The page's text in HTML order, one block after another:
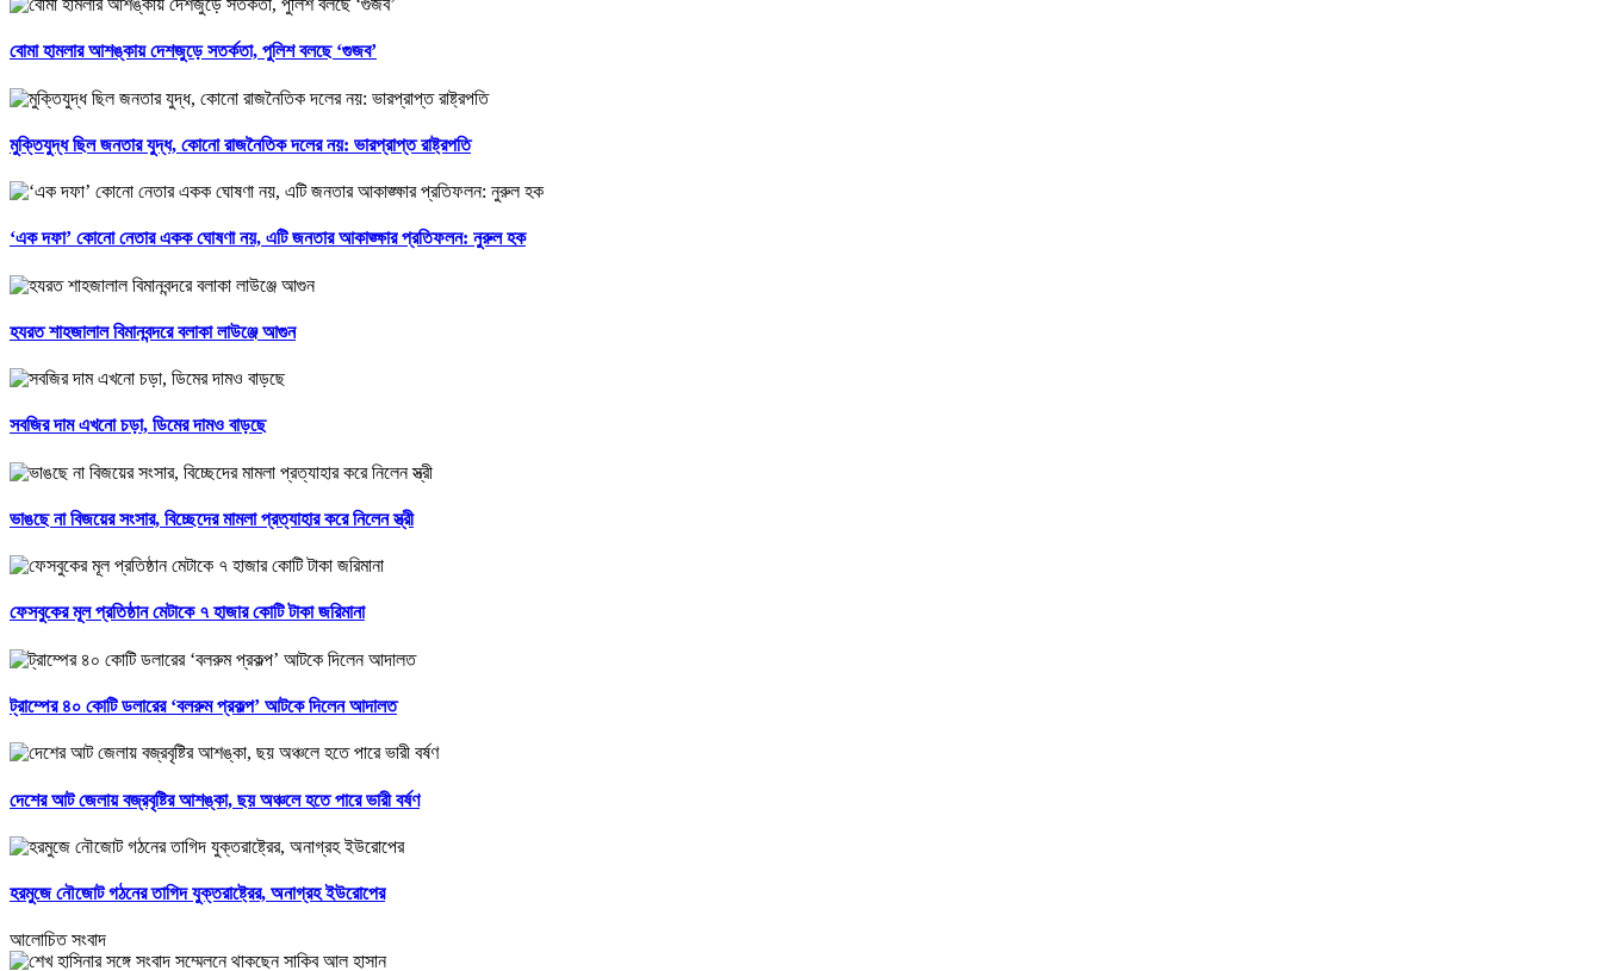
বোমা হামলার আশঙ্কায় দেশজুড়ে সতর্কতা, পুলিশ বলছে ‘গুজব’
মুক্তিযুদ্ধ ছিল জনতার যুদ্ধ, কোনো রাজনৈতিক দলের নয়: ভারপ্রাপ্ত রাষ্ট্রপতি
‘এক দফা’ কোনো নেতার একক ঘোষণা নয়, এটি জনতার আকাঙ্ক্ষার প্রতিফলন: নুরুল হক
হযরত শাহজালাল বিমানবন্দরে বলাকা লাউঞ্জে আগুন
সবজির দাম এখনো চড়া, ডিমের দামও বাড়ছে
ভাঙছে না বিজয়ের সংসার, বিচ্ছেদের মামলা প্রত্যাহার করে নিলেন স্ত্রী
ফেসবুকের মূল প্রতিষ্ঠান মেটাকে ৭ হাজার কোটি টাকা জরিমানা
ট্রাম্পের ৪০ কোটি ডলারের ‘বলরুম প্রকল্প’ আটকে দিলেন আদালত
দেশের আট জেলায় বজ্রবৃষ্টির আশঙ্কা, ছয় অঞ্চলে হতে পারে ভারী বর্ষণ
হরমুজে নৌজোট গঠনের তাগিদ যুক্তরাষ্ট্রের, অনাগ্রহ ইউরোপের
আলোচিত সংবাদ